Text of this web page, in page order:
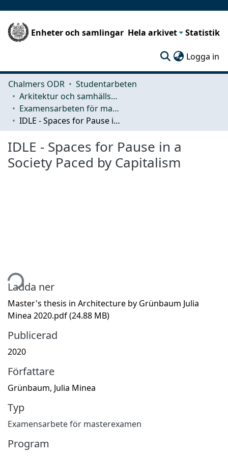
Enheter och samlingar Hela arkivet Statistik
Logga in
Chalmers ODR
Studentarbeten
Arkitektur och samhällsbyggnadsteknik (ACE)
Examensarbeten för masterexamen
IDLE - Spaces for Pause in a Society Paced by Capitalism
IDLE - Spaces for Pause in a
Society Paced by Capitalism
Ladda ner
Master's thesis in Architecture by Grünbaum Julia
Minea 2020.pdf(24.88 MB)
Publicerad
2020
Författare
Grünbaum, Julia Minea
Typ
Examensarbete för masterexamen
Program